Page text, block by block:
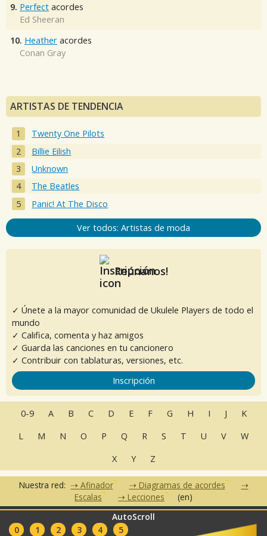
AutoScroll
0
1 2 3 4 5
9. Perfect acordes
Ed Sheeran
10. Heather acordes
Conan Gray
ARTISTAS DE TENDENCIA
Twenty One Pilots
Billie Eilish
Unknown
The Beatles
Panic! At The Disco
Ver todos: Artistas de moda
Reúnanos!
✓ Únete a la mayor comunidad de Ukulele Players de todo el
mundo
✓ Califica, comenta y haz amigos
✓ Guarda las canciones en tu cancionero
✓ Contribuir con tablaturas, versiones, etc.
Inscripción
0-9 A B C D E F G H I J
K
L
M N O P Q R S T U V
W
X
Y Z
Nuestra red: Afinador
Diagramas de acordes
Escalas
Lecciones (en)
CGU•Política de privacidad
Clubes